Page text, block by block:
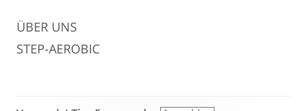
ÜBER UNS
STEP-AEROBIC